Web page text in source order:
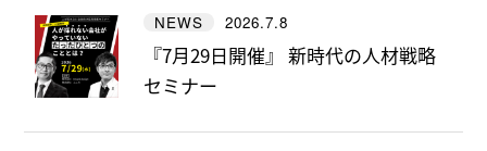
NEWS 2026.7.8
『7月29日開催』 新時代の人材戦略
セミナー